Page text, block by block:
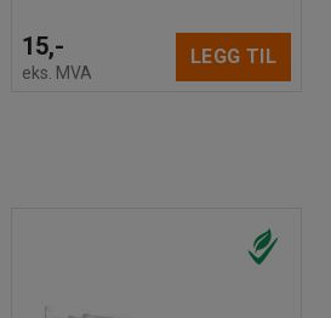
15,-
eks. MVA
LEGG TIL